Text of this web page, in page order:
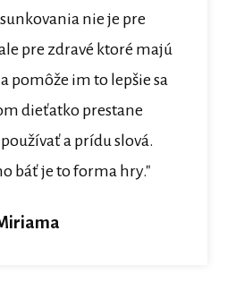
nie je pre
pre zdravé ktoré majú
pomôže im to lepšie sa
dieťatko prestane
a prídu slová.
báť je to forma hry."